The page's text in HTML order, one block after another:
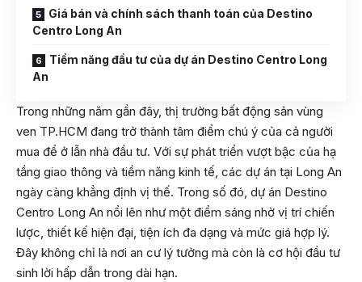
Giá bán và chính sách thanh toán của Destino
Centro Long An
Tiềm năng đầu tư của dự án Destino Centro Long
An
Trong những năm gần đây, thị trường bất động sản vùng
ven TP.HCM đang trở thành tâm điểm chú ý của cả người
mua để ở lẫn nhà đầu tư. Với sự phát triển vượt bậc của hạ
tầng giao thông và tiềm năng kinh tế, các dự án tại Long An
ngày càng khẳng định vị thế. Trong số đó, dự án Destino
Centro Long An nổi lên như một điểm sáng nhờ vị trí chiến
lược, thiết kế hiện đại, tiện ích đa dạng và mức giá hợp lý.
Đây không chỉ là nơi an cư lý tưởng mà còn là cơ hội đầu tư
sinh lời hấp dẫn trong dài hạn.